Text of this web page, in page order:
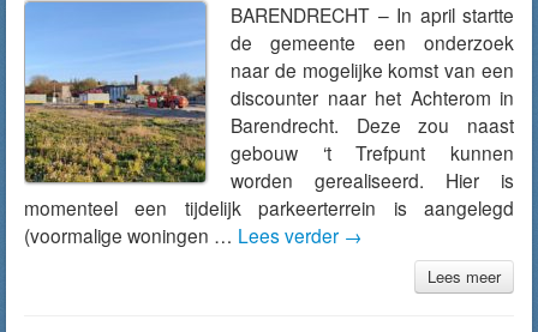
BARENDRECHT – In april startte
de gemeente een onderzoek
naar de mogelijke komst van een
discounter naar het Achterom in
Barendrecht. Deze zou naast
gebouw ‘t Trefpunt kunnen
worden gerealiseerd. Hier is
momenteel een tijdelijk parkeerterrein is aangelegd
(voormalige woningen … Lees verder →
Lees meer